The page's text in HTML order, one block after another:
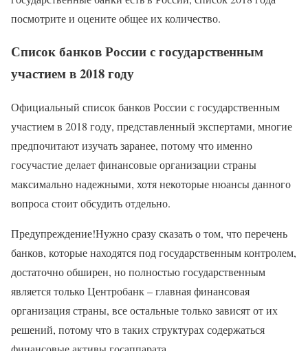
посмотрите и оцените общее их количество.
Список банков России с государственным
участием в 2018 году
Официальный список банков России с государственным
участием в 2018 году, представленный экспертами, многие
предпочитают изучать заранее, потому что именно
госучастие делает финансовые организации страны
максимально надежными, хотя некоторые нюансы данного
вопроса стоит обсудить отдельно.
Предупреждение!Нужно сразу сказать о том, что перечень
банков, которые находятся под государственным контролем,
достаточно обширен, но полностью государственным
является только Центробанк – главная финансовая
организация страны, все остальные только зависят от их
решений, потому что в таких структурах содержаться